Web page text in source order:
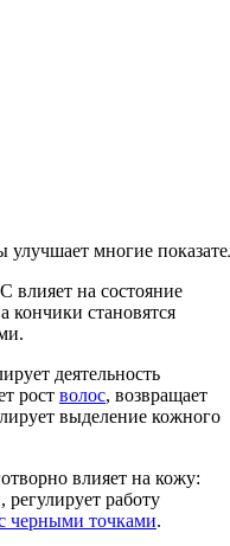
многие
влияет на состояние
кончики становятся
деятельность
рост волос, возвращает
выделение кожного
влияет на кожу:
работу
черными точками.